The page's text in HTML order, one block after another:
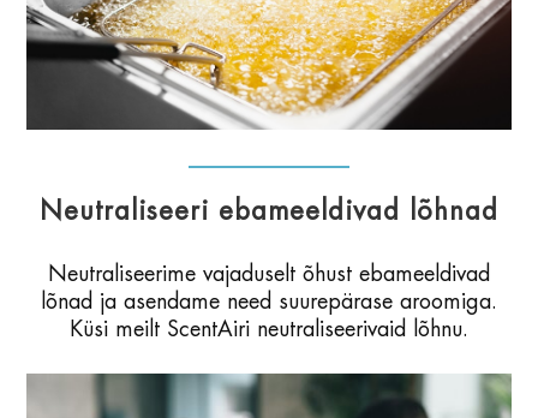
Neutraliseeri ebameeldivad lõhnad
Neutraliseerime vajaduselt õhust ebameeldivad
lõnad ja asendame need suurepärase aroomiga.
Küsi meilt ScentAiri neutraliseerivaid lõhnu.